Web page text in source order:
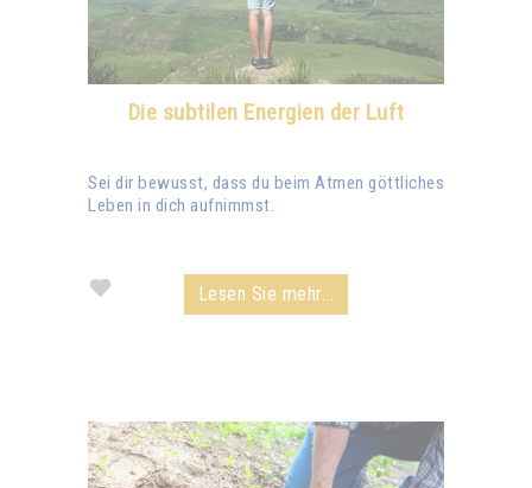
Die subtilen Energien der Luft
Sei dir bewusst, dass du beim Atmen göttliches
Leben in dich aufnimmst.
Lesen Sie mehr...